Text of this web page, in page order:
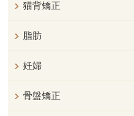
猫背矯正
脂肪
妊婦
骨盤矯正